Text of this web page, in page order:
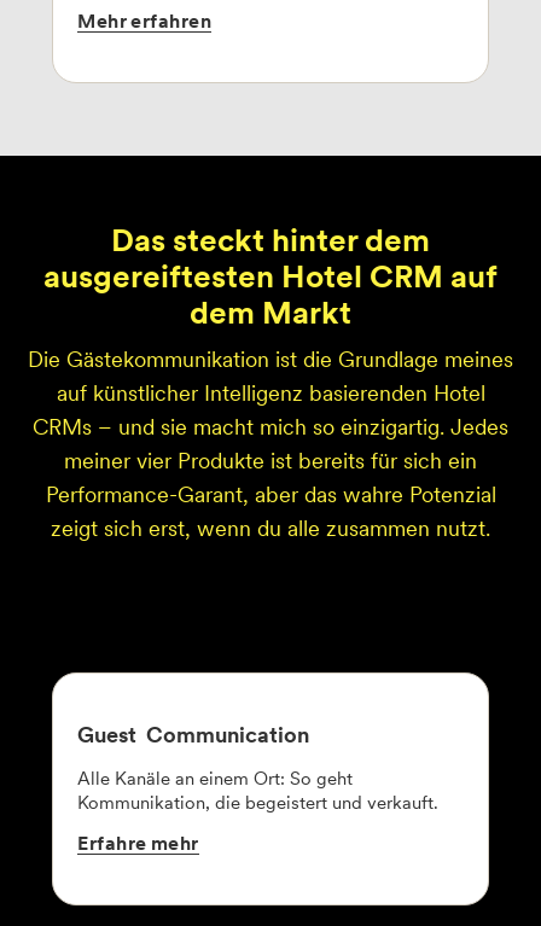
Mehrerfahren
Das steckt hinter dem
ausgereiftesten Hotel CRM auf
dem Markt
Die Gästekommunikation ist die Grundlage meines
auf künstlicher Intelligenz basierenden Hotel
CRMs – und sie macht mich so einzigartig. Jedes
meiner vier Produkte ist bereits für sich ein
Performance-Garant, aber das wahre Potenzial
zeigt sich erst, wenn du alle zusammen nutzt.
Guest Communication
Alle Kanäle an einem Ort: So geht
Kommunikation, die begeistert und verkauft.
Erfahre mehr